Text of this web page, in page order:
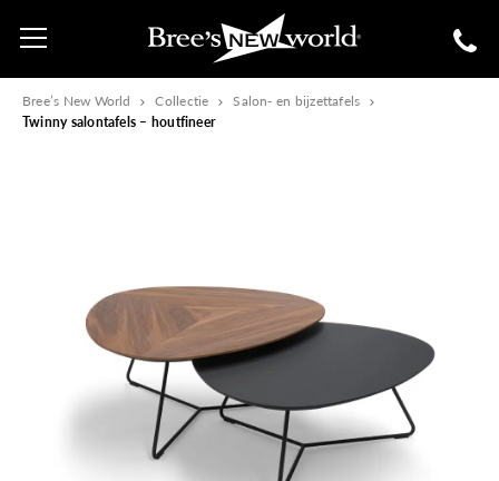
Bree’s New World Collectie
Salon- en bijzettafels
Twinny salontafels – houtfineer